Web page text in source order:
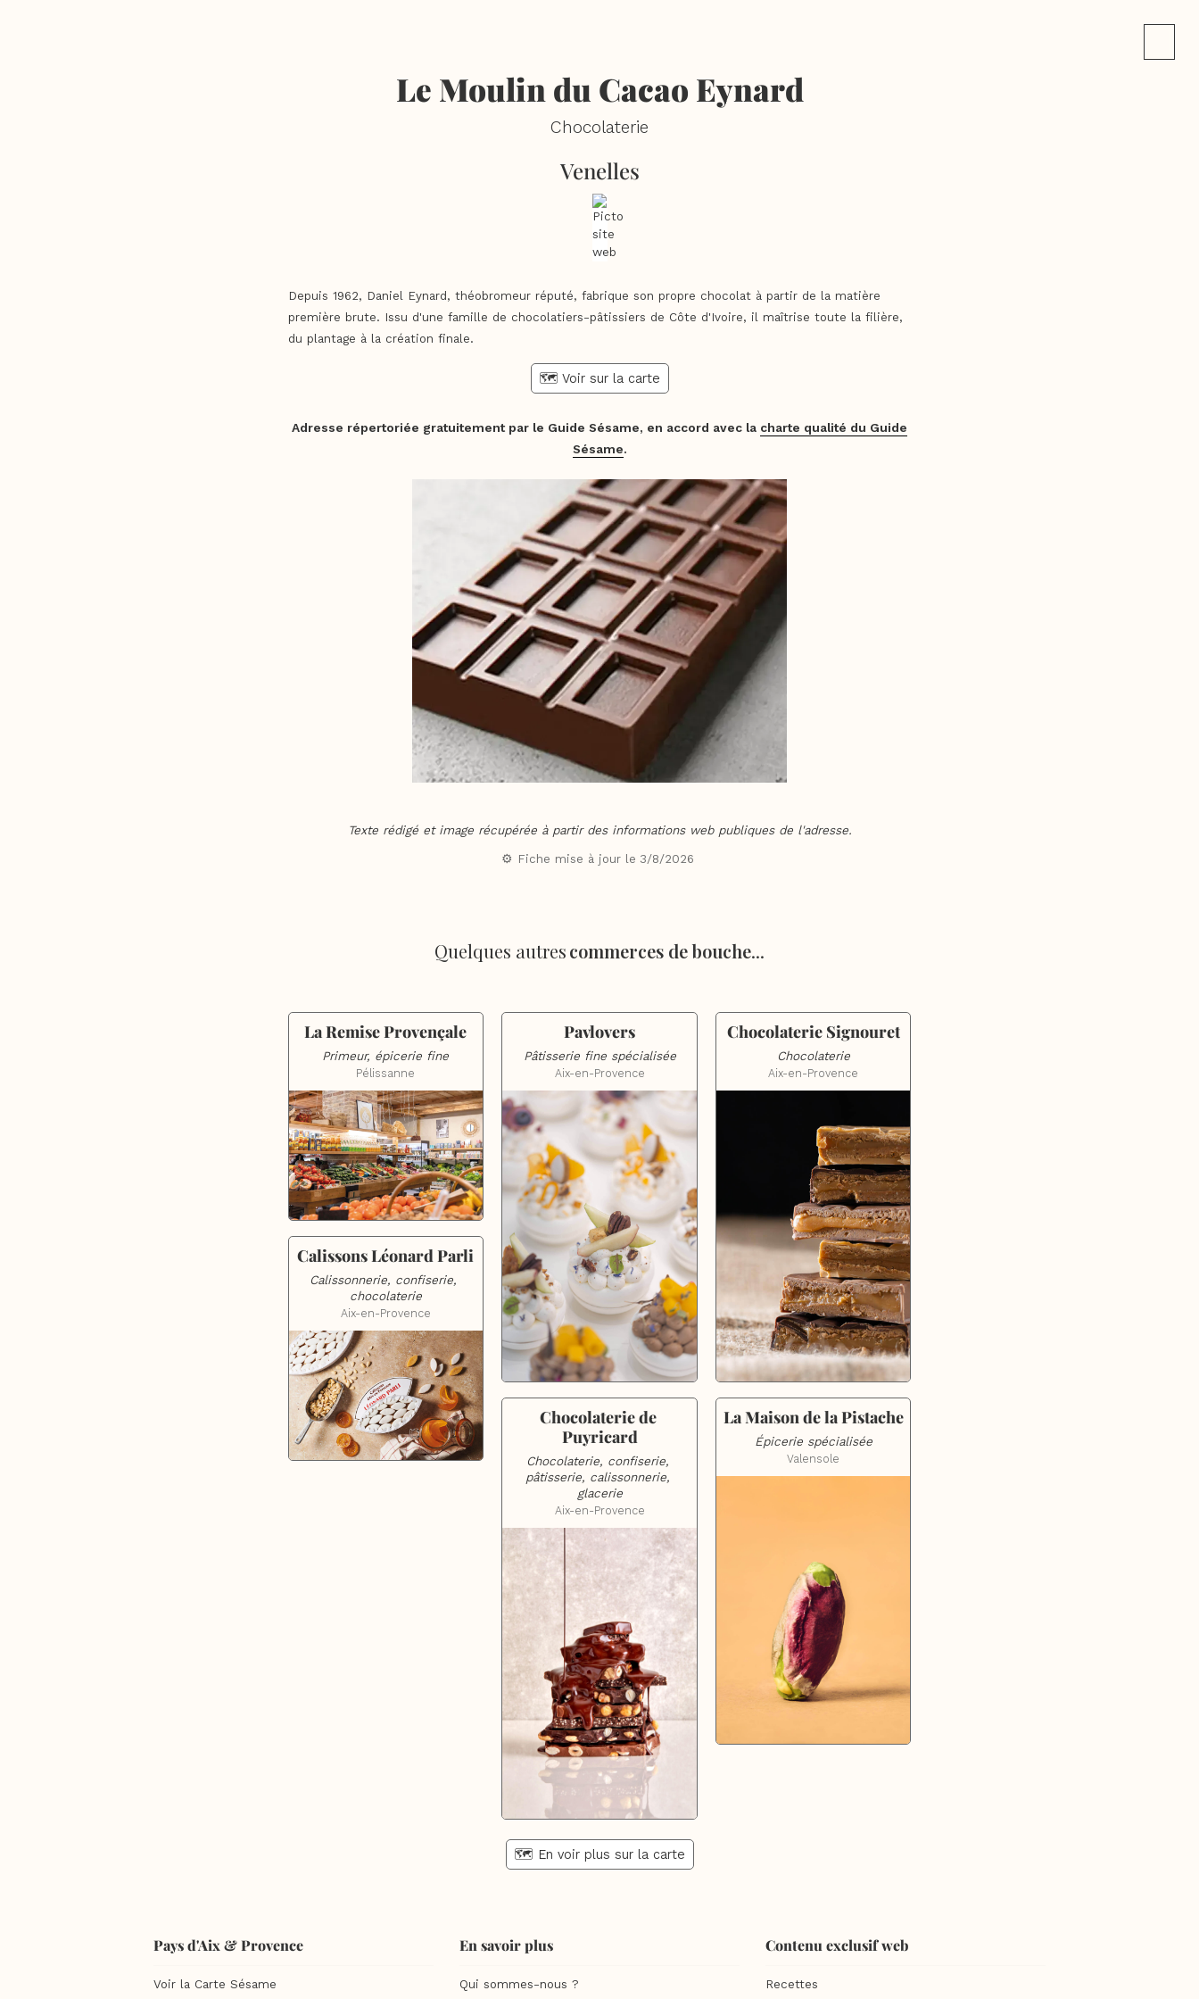
Le Moulin du Cacao Eynard
Chocolaterie
Venelles
Depuis 1962, Daniel Eynard, théobromeur réputé, fabrique son propre chocolat à partir de la matière
première brute. Issu d'une famille de chocolatiers-pâtissiers de Côte d'Ivoire, il maîtrise toute la filière,
du plantage à la création finale.
🗺️ Voir sur la carte
Adresse répertoriée gratuitement par le Guide Sésame, en accord avec la charte qualité du Guide
Sésame.
Texte rédigé et image récupérée à partir des informations web publiques de l'adresse.
⚙️ Fiche mise à jour le 3/8/2026
Quelques autrescommerces de bouche...
La Remise Provençale
Primeur, épicerie fine
Pélissanne
Calissons Léonard Parli
Calissonnerie, confiserie,
chocolaterie
Aix-en-Provence
Pavlovers
Pâtisserie fine spécialisée
Aix-en-Provence
Chocolaterie de
Puyricard
Chocolaterie, confiserie,
pâtisserie, calissonnerie,
glacerie
Aix-en-Provence
Chocolaterie Signouret
Chocolaterie
Aix-en-Provence
La Maison de la Pistache
Épicerie spécialisée
Valensole
🗺️ En voir plus sur la carte
Pays d'Aix & Provence
Voir la Carte Sésame
En savoir plus
Qui sommes-nous ?
Contenu exclusif web
Recettes